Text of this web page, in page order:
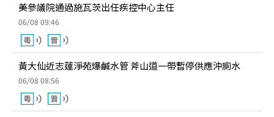
美參議院通過施瓦茨出任疾控中心主任
06/08 09:46
黃大仙近志蓮淨苑爆鹹水管 斧山道一帶暫停供應沖廁水
06/08 08:56